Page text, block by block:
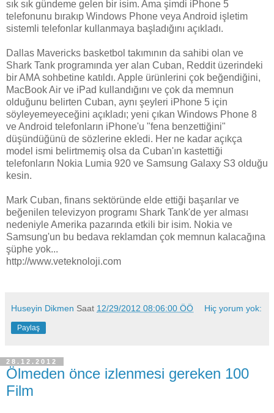
sık sık gündeme gelen bir isim. Ama şimdi iPhone 5
telefonunu bırakıp Windows Phone veya Android işletim
sistemli telefonlar kullanmaya başladığını açıkladı.
Dallas Mavericks basketbol takımının da sahibi olan ve
Shark Tank programında yer alan Cuban, Reddit üzerindeki
bir AMA sohbetine katıldı. Apple ürünlerini çok beğendiğini,
MacBook Air ve iPad kullandığını ve çok da memnun
olduğunu belirten Cuban, aynı şeyleri iPhone 5 için
söyleyemeyeceğini açıkladı; yeni çıkan Windows Phone 8
ve Android telefonların iPhone'u "fena benzettiğini"
düşündüğünü de sözlerine ekledi. Her ne kadar açıkça
model ismi belirtmemiş olsa da Cuban'ın kastettiği
telefonların Nokia Lumia 920 ve Samsung Galaxy S3 olduğu
kesin.
Mark Cuban, finans sektöründe elde ettiği başarılar ve
beğenilen televizyon programı Shark Tank'de yer alması
nedeniyle Amerika pazarında etkili bir isim. Nokia ve
Samsung'un bu bedava reklamdan çok memnun kalacağına
şüphe yok...
http://www.veteknoloji.com
Huseyin Dikmen Saat 12/29/2012 08:06:00 ÖÖ Hiç yorum yok:
Paylaş
28.12.2012
Ölmeden önce izlenmesi gereken 100
Film